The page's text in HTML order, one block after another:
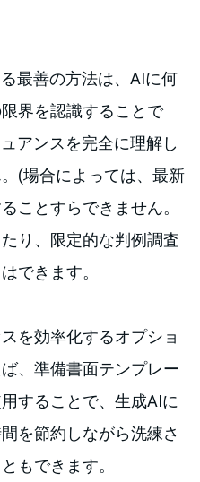
最善の方法は、AIに何
界を認識することで
アンスを完全に理解し
(場合によっては、最新
ことすらできません。
り、限定的な判例調査
できます。
を効率化するオプショ
、準備書面テンプレー
することで、生成AIに
を節約しながら洗練さ
もできます。